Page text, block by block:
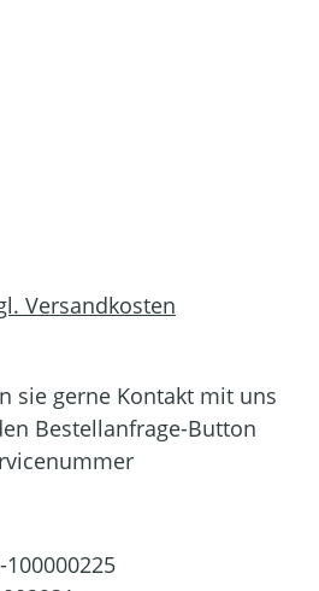
Versandkosten
sie gerne Kontakt mit uns
Bestellanfrage-Button
100000225